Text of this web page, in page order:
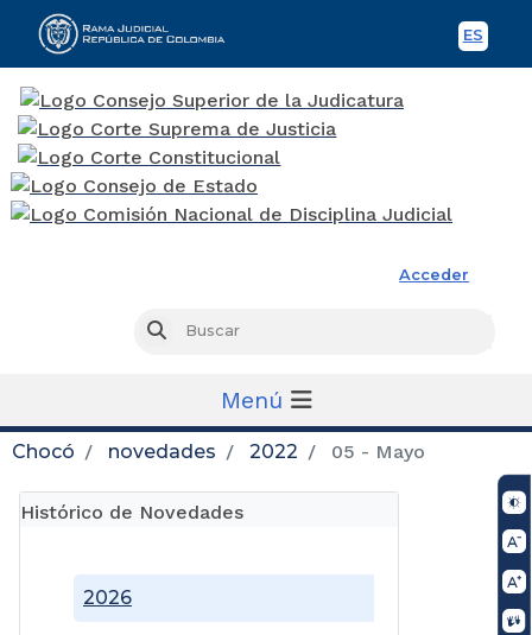
ES
Acceder
Buscar
Menú
Chocó novedades 2022 05 - Mayo
Histórico de Novedades
2026